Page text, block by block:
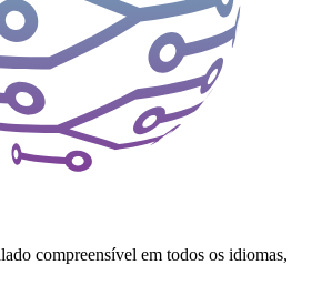
compreensível em todos os idiomas,